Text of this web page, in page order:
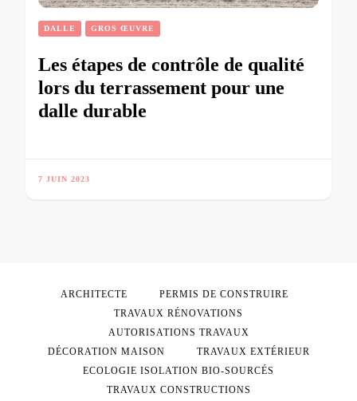
DALLE GROS ŒUVRE
Les étapes de contrôle de qualité
lors du terrassement pour une
dalle durable
7 JUIN 2023
ARCHITECTE
PERMIS DE CONSTRUIRE
TRAVAUX RÉNOVATIONS
AUTORISATIONS TRAVAUX
DÉCORATION MAISON
TRAVAUX EXTÉRIEUR
ECOLOGIE ISOLATION BIO-SOURCÉS
TRAVAUX CONSTRUCTIONS